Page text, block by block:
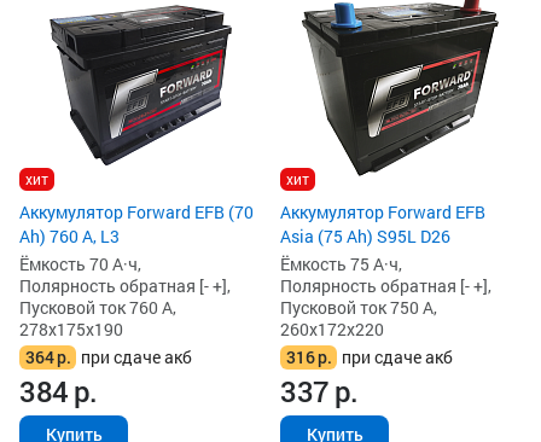
хит
Аккумулятор Forward EFB (70
Ah) 760 А, L3
Ёмкость 70 А·ч,
Полярность обратная [- +],
Пусковой ток 760 А,
278x175x190
364р. при сдаче акб
384р.
Купить
хит
Аккумулятор Forward EFB
Asia (75 Ah) S95L D26
Ёмкость 75 А·ч,
Полярность обратная [- +],
Пусковой ток 750 А,
260x172x220
316р. при сдаче акб
337р.
Купить